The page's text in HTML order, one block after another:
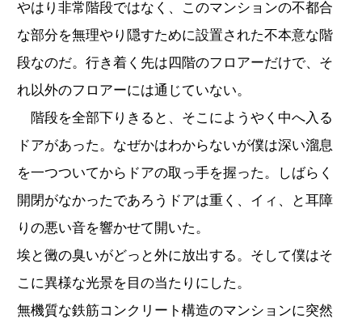
やはり非常階段ではなく、このマンションの不都合
な部分を無理やり隠すために設置された不本意な階
段なのだ。行き着く先は四階のフロアーだけで、そ
れ以外のフロアーには通じていない。
階段を全部下りきると、そこにようやく中へ入る
ドアがあった。なぜかはわからないが僕は深い溜息
を一つついてからドアの取っ手を握った。しばらく
開閉がなかったであろうドアは重く、イィ、と耳障
りの悪い音を響かせて開いた。
埃と黴の臭いがどっと外に放出する。そして僕はそ
こに異様な光景を目の当たりにした。
無機質な鉄筋コンクリート構造のマンションに突然